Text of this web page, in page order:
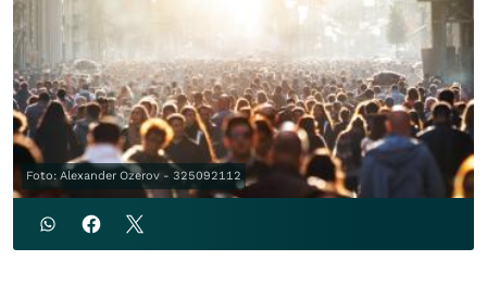
Foto: Alexander Ozerov - 325092112